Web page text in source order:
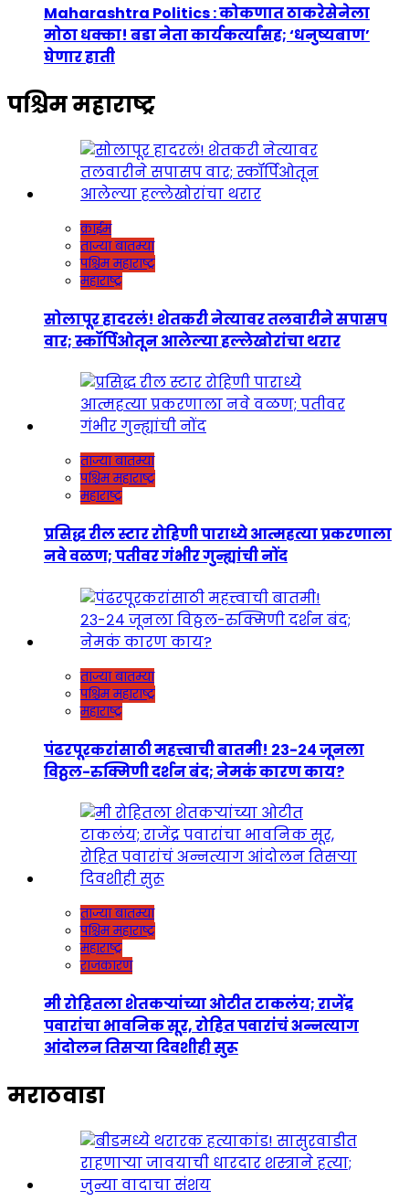
Maharashtra Politics : कोकणात ठाकरेसेनेला
मोठा धक्का! बडा नेता कार्यकर्त्यांसह; ‘धनुष्यबाण’
घेणार हाती
पश्चिम महाराष्ट्र
क्राईम
ताज्या बातम्या
पश्चिम महाराष्ट्र
महाराष्ट्र
सोलापूर हादरलं! शेतकरी नेत्यावर तलवारीने सपासप
वार; स्कॉर्पिओतून आलेल्या हल्लेखोरांचा थरार
ताज्या बातम्या
पश्चिम महाराष्ट्र
महाराष्ट्र
प्रसिद्ध रील स्टार रोहिणी पाराध्ये आत्महत्या प्रकरणाला
नवे वळण; पतीवर गंभीर गुन्ह्यांची नोंद
ताज्या बातम्या
पश्चिम महाराष्ट्र
महाराष्ट्र
पंढरपूरकरांसाठी महत्त्वाची बातमी! २३-२४ जूनला
विठ्ठल-रुक्मिणी दर्शन बंद; नेमकं कारण काय?
ताज्या बातम्या
पश्चिम महाराष्ट्र
महाराष्ट्र
राजकारण
मी रोहितला शेतकऱ्यांच्या ओटीत टाकलंय; राजेंद्र
पवारांचा भावनिक सूर, रोहित पवारांचं अन्नत्याग
आंदोलन तिसऱ्या दिवशीही सुरू
मराठवाडा